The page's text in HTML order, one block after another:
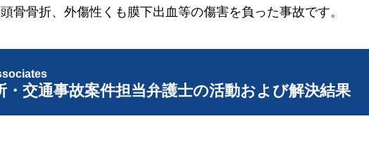
骨骨折、外傷性くも膜下出血等の傷害を負った事故です。
・交通事故案件担当弁護士の活動および解決結果